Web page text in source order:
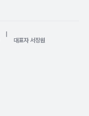
대표자 서장원